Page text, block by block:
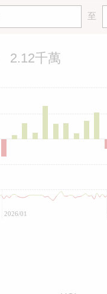
至
2.12千萬
2026/01